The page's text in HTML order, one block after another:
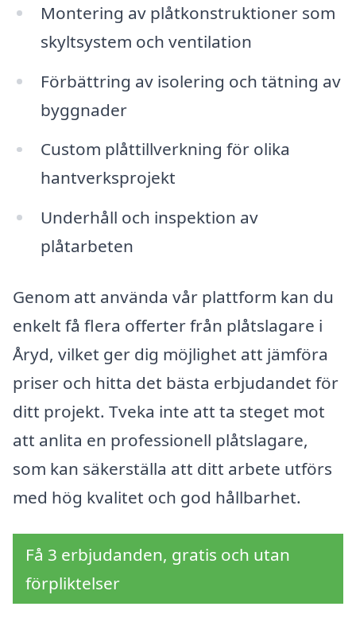
Montering av plåtkonstruktioner som
skyltsystem och ventilation
Förbättring av isolering och tätning av
byggnader
Custom plåttillverkning för olika
hantverksprojekt
Underhåll och inspektion av
plåtarbeten
Genom att använda vår plattform kan du
enkelt få flera offerter från plåtslagare i
Åryd, vilket ger dig möjlighet att jämföra
priser och hitta det bästa erbjudandet för
ditt projekt. Tveka inte att ta steget mot
att anlita en professionell plåtslagare,
som kan säkerställa att ditt arbete utförs
med hög kvalitet och god hållbarhet.
Få 3 erbjudanden, gratis och utan
förpliktelser